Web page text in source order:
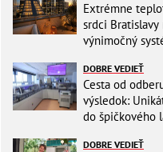
Extrémne
srdci Bratislavy
výnimočný
DOBRE VEDIEŤ
Cesta od
výsledok:
do špičkového
DOBRE VEDIEŤ